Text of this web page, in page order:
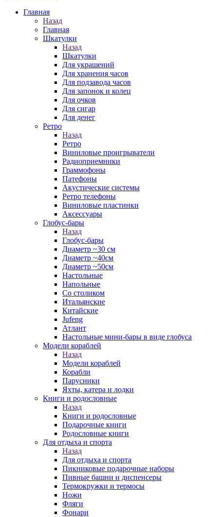
Главная
Назад
Главная
Шкатулки
Назад
Шкатулки
Для украшений
Для хранения часов
Для подзавода часов
Для запонок и колец
Для очков
Для сигар
Для денег
Ретро
Назад
Ретро
Виниловые проигрыватели
Радиоприемники
Граммофоны
Патефоны
Акустические системы
Ретро телефоны
Виниловые пластинки
Аксессуары
Глобус-бары
Назад
Глобус-бары
Диаметр ~30 см
Диаметр ~40см
Диаметр ~50см
Настольные
Напольные
Со столиком
Итальянские
Китайские
Jufeng
Атлант
Настольные мини-бары в виде глобуса
Модели кораблей
Назад
Модели кораблей
Корабли
Парусники
Яхты, катера и лодки
Книги и родословные
Назад
Книги и родословные
Подарочные книги
Родословные книги
Для отдыха и спорта
Назад
Для отдыха и спорта
Пикниковые подарочные наборы
Пивные башни и диспенсеры
Термокружки и термосы
Ножи
Фляги
Фонари